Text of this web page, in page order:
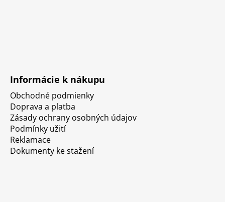
Informácie k nákupu
Obchodné podmienky
Doprava a platba
Zásady ochrany osobných údajov
Podmínky užití
Reklamace
Dokumenty ke stažení